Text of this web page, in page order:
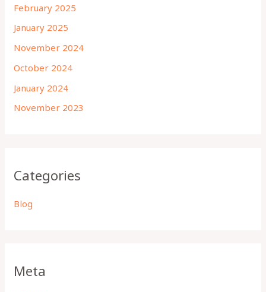
February 2025
January 2025
November 2024
October 2024
January 2024
November 2023
Categories
Blog
Meta